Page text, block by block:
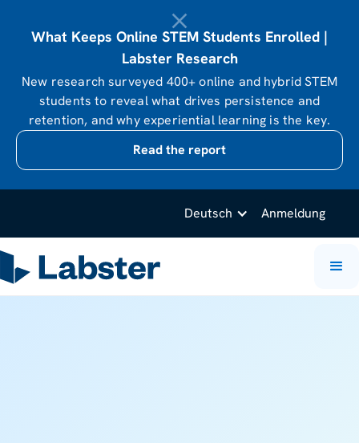
What Keeps Online STEM Students Enrolled |
Labster Research
New research surveyed 400+ online and hybrid STEM
students to reveal what drives persistence and
retention, and why experiential learning is the key.
Read the report
Deutsch Anmeldung